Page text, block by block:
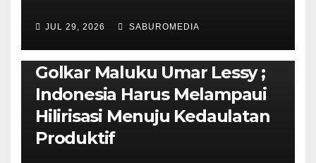
JUL 29, 2026 SABUROMEDIA
PENDIDIKAN & OLAHRAGA THE MOLUCCAS
Isi Materi LK-III HMI, Ketua
Golkar Maluku Umar Lessy ;
Indonesia Harus Melampaui
Hilirisasi Menuju Kedaulatan
Produktif